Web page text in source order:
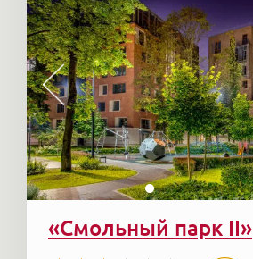
«Смольный парк II»